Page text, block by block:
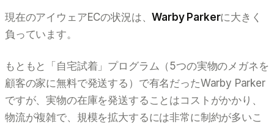
現在のアイウェアECの状況は、Warby Parkerに大きく
負っています。
もともと「自宅試着」プログラム（5つの実物のメガネを
顧客の家に無料で発送する）で有名だったWarby Parker
ですが、実物の在庫を発送することはコストがかかり、
物流が複雑で、規模を拡大するには非常に制約が多いこ